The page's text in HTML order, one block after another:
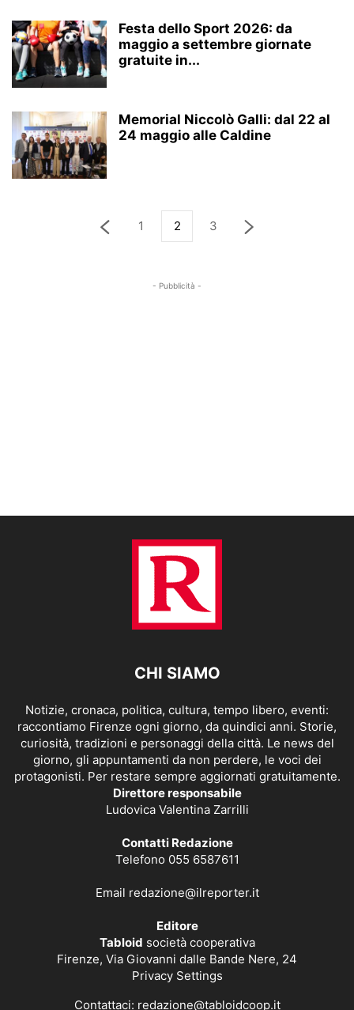
Festa dello Sport 2026: da
maggio a settembre giornate
gratuite in...
Memorial Niccolò Galli: dal 22 al
24 maggio alle Caldine
1 2 3
- Pubblicità -
CHI SIAMO
Notizie, cronaca, politica, cultura, tempo libero, eventi:
raccontiamo Firenze ogni giorno, da quindici anni. Storie,
curiosità, tradizioni e personaggi della città. Le news del
giorno, gli appuntamenti da non perdere, le voci dei
protagonisti. Per restare sempre aggiornati gratuitamente.
Direttore responsabile
Ludovica Valentina Zarrilli
Contatti Redazione
Telefono 055 6587611
Email redazione@ilreporter.it
Editore
Tabloid società cooperativa
Firenze, Via Giovanni dalle Bande Nere, 24
Privacy Settings
Contattaci: redazione@tabloidcoop.it